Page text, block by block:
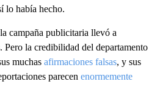
lo había hecho.
campaña publicitaria llevó a
Pero la credibilidad del departamento
muchas afirmaciones falsas, y sus
parecen enormemente